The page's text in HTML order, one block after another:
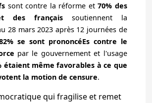
sont contre la réforme et70% des
des françaissoutiennent la
28 mars 2023 après 12 journées de
se sont prononcéEs contre le
e par le gouvernement et l'usage
étaient même favorables à ce que
la motion de censure.
qui fragilise et remet